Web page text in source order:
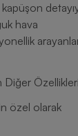
hava
Özellikleri
özel olarak